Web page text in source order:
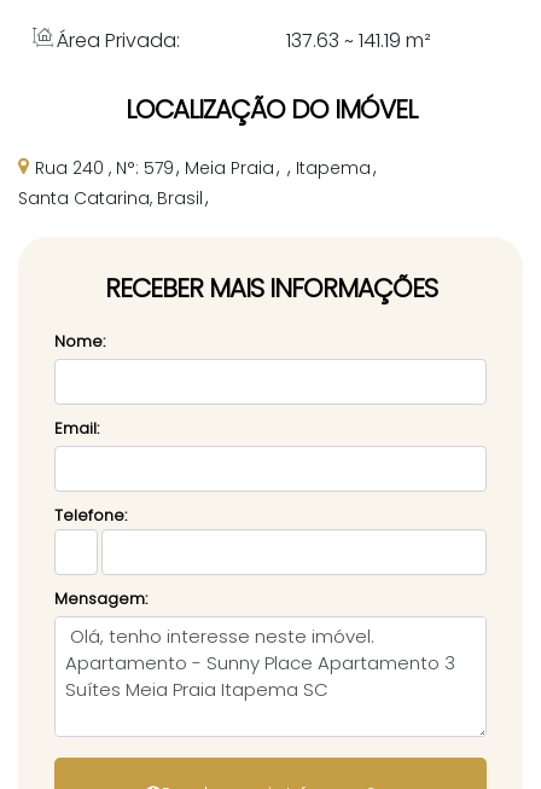
Área Privada: 137.63 ~ 141.19 m²
LOCALIZAÇÃO DO IMÓVEL
Rua 240 , N°: 579 Meia Praia
Itapema
Santa Catarina, Brasil
RECEBER MAIS INFORMAÇÕES
Nome:
Email:
Telefone:
Mensagem: